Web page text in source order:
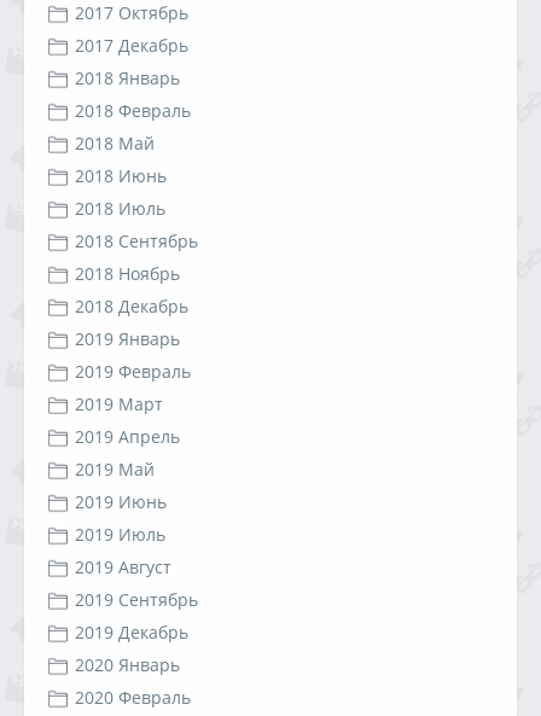
2017 Октябрь
2017 Декабрь
2018 Январь
2018 Февраль
2018 Май
2018 Июнь
2018 Июль
2018 Сентябрь
2018 Ноябрь
2018 Декабрь
2019 Январь
2019 Февраль
2019 Март
2019 Апрель
2019 Май
2019 Июнь
2019 Июль
2019 Август
2019 Сентябрь
2019 Декабрь
2020 Январь
2020 Февраль